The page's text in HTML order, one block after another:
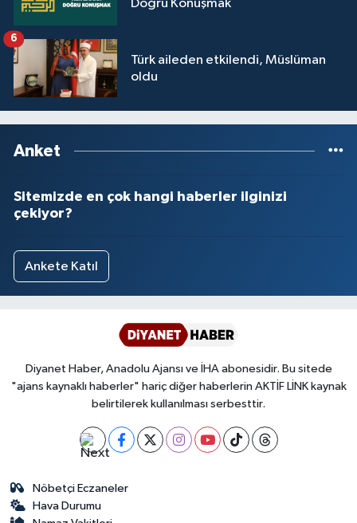
Doğru Konuşmak
Türk aileden etkilendi, Müslüman
oldu
6
Anket
Sitemizde en çok hangi haberler ilginizi
çekiyor?
Ankete Katıl
Diyanet Haber, Anadolu Ajansı ve İHA abonesidir. Bu sitede
"ajans kaynaklı haberler" hariç diğer haberlerin AKTİF LİNK kaynak
belirtilerek kullanılması serbesttir.
Nöbetçi Eczaneler
Hava Durumu